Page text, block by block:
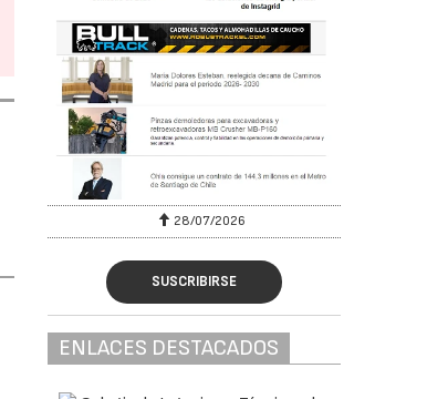
28/07/2026
SUSCRIBIRSE
ENLACES DESTACADOS